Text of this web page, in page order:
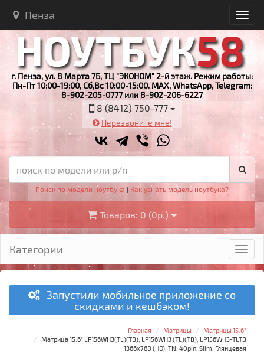
Пенза
г. Пенза, ул. 8 Марта 7Б, ТЦ "ЭКОНОМ" 2-й этаж. Режим работы:
Пн-Пт 10:00-19:00, Сб,Вс 10:00-15:00. MAX, WhatsApp, Telegram:
8-902-205-0777 или 8-902-206-6227
8 (8412) 750-777
Перезвоните мне!
Поиск по модели ноутбука | Как узнать модель ноутбука?
Товаров: 0 (0р.)
Категории
Запустили мобильное приложение со
скидками и кешбэком!
Главная Матрицы
Матрицы 15.6"
Матрица 15.6" LP156WH3(TL)(TB), LP156WH3 (TL)(TB), LP156WH3-TLTB
1366x768 (HD), TN, 40pin, Slim, Глянцевая